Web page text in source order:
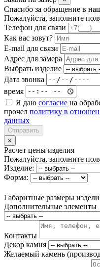
Спасибо за обращение в
Пожалуйста, заполните
Телефон для связи
Как вас зовут?
E-mail для связи
Адрес для замера
Выбрать изделие
Дата звонка
время
Я даю согласие на
прочел политику в
данных
Отправить
×
Расчет цены изделия
Пожалуйста, заполните
Изделие:
Форма:
Габаритные размеры
Дополнительные элементы
Контакты
Декор камня
Желаемый камень